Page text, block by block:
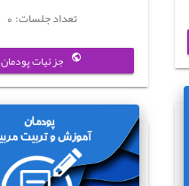
تعداد جلسات: 0
جزئیات پودمان